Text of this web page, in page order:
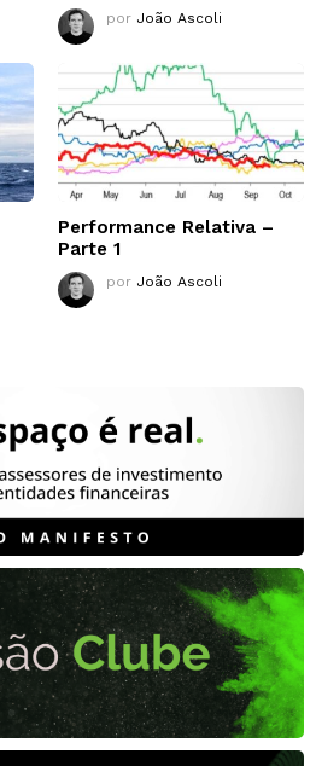
por João Ascoli
Performance Relativa –
Parte 1
por João Ascoli